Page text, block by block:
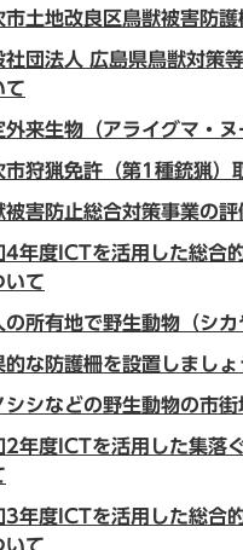
市土地改良区鳥獣被害防護
社団法人 広島県鳥獣対策
て
外来生物（アライグマ・
市狩猟免許（第1種銃猟）
被害防止総合対策事業の
4年度ICTを活用した総合
いて
の所有地で野生動物（シ
的な防護柵を設置しましょ
シシなどの野生動物の市
2年度ICTを活用した集落
3年度ICTを活用した総合
いて